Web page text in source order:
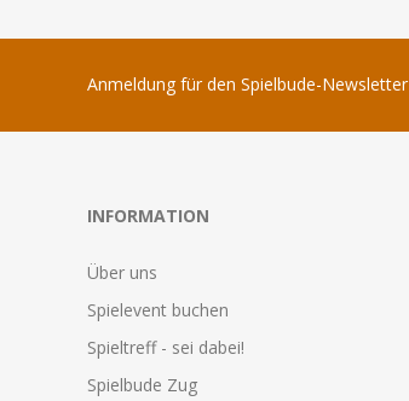
Anmeldung für den Spielbude-Newsletter
INFORMATION
Über uns
Spielevent buchen
Spieltreff - sei dabei!
Spielbude Zug